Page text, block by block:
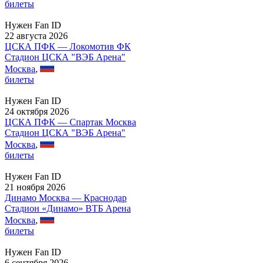
билеты
Нужен Fan ID
22 августа 2026
ЦСКА ПФК — Локомотив ФК
Стадион ЦСКА "ВЭБ Арена"
Москва,
билеты
Нужен Fan ID
24 октября 2026
ЦСКА ПФК — Спартак Москва
Стадион ЦСКА "ВЭБ Арена"
Москва,
билеты
Нужен Fan ID
21 ноября 2026
Динамо Москва — Краснодар
Стадион «Динамо» ВТБ Арена
Москва,
билеты
Нужен Fan ID